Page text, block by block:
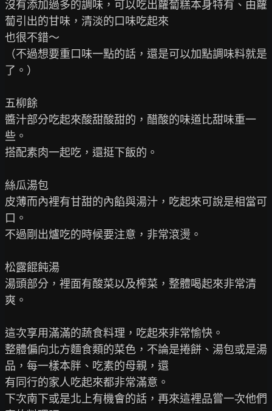
沒有添加過多的調味，可以吃出蘿蔔糕本身特有、由蘿
蔔引出的甘味，清淡的口味吃起來
也很不錯～
（不過想要重口味一點的話，還是可以加點調味料就是
了。）
五柳餘
醬汁部分吃起來酸甜酸甜的，醋酸的味道比甜味重一
些。
搭配素肉一起吃，還挺下飯的。
絲瓜湯包
皮薄而內裡有甘甜的內餡與湯汁，吃起來可說是相當可
口。
不過剛出爐吃的時候要注意，非常滾燙。
松露餛飩湯
湯頭部分，裡面有酸菜以及榨菜，整體喝起來非常清
爽。
這次享用滿滿的蔬食料理，吃起來非常愉快。
整體偏向北方麵食類的菜色，不論是捲餅、湯包或是湯
品，每一樣本胖、吃素的母親，還
有同行的家人吃起來都非常滿意。
下次南下或是北上有機會的話，再來這裡品嘗一次他們